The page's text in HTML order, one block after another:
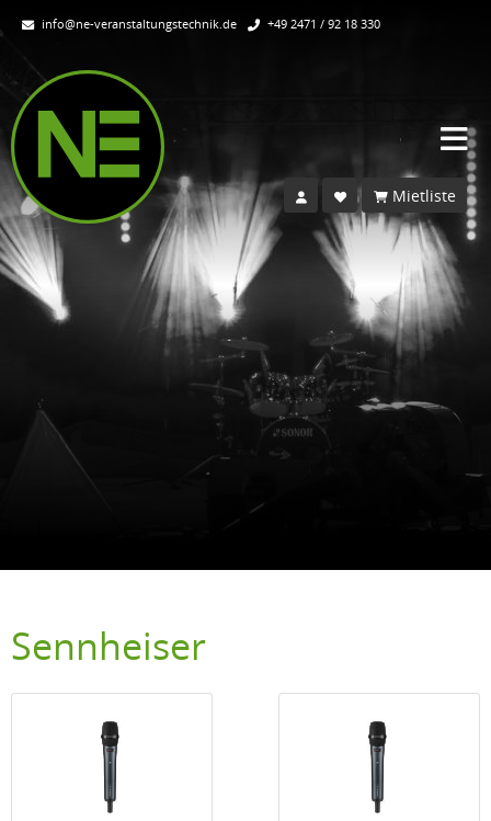
info@ne-veranstaltungstechnik.de +49 2471 / 92 18 330
Mietliste
Sennheiser